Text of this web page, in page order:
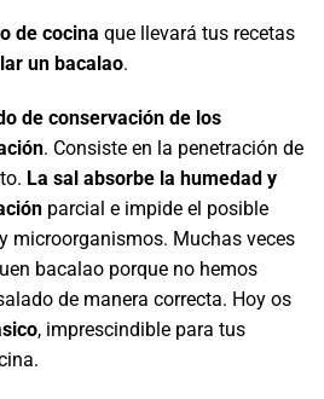
de cocina que llevará tus recetas
un bacalao.
de conservación de los
. Consiste en la penetración de
La sal absorbe la humedad y
parcial e impide el posible
microorganismos. Muchas veces
bacalao porque no hemos
de manera correcta. Hoy os
, imprescindible para tus